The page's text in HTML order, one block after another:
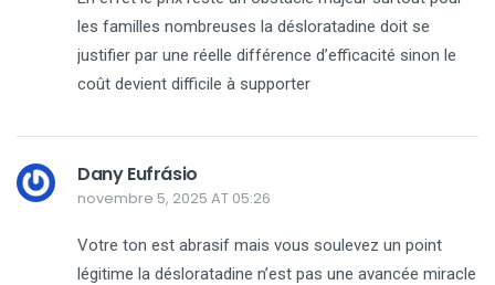
les familles nombreuses la désloratadine doit se
justifier par une réelle différence d’efficacité sinon le
coût devient difficile à supporter
Dany Eufrásio
novembre 5, 2025 AT 05:26
Votre ton est abrasif mais vous soulevez un point
légitime la désloratadine n’est pas une avancée miracle